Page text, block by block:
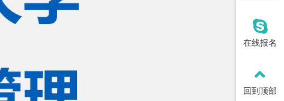
在线报名
回到顶部